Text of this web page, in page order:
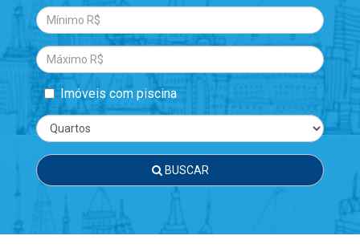
Imóveis com piscina
BUSCAR